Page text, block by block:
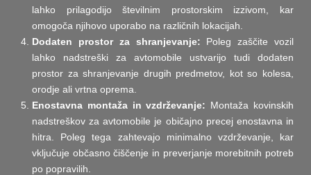
lahko prilagodijo številnim prostorskim izzivom, kar
omogoča njihovo uporabo na različnih lokacijah.
Dodaten prostor za shranjevanje: Poleg zaščite vozil
lahko nadstreški za avtomobile ustvarijo tudi dodaten
prostor za shranjevanje drugih predmetov, kot so kolesa,
orodje ali vrtna oprema.
Enostavna montaža in vzdrževanje: Montaža kovinskih
nadstreškov za avtomobile je običajno precej enostavna in
hitra. Poleg tega zahtevajo minimalno vzdrževanje, kar
vključuje občasno čiščenje in preverjanje morebitnih potreb
po popravilih.